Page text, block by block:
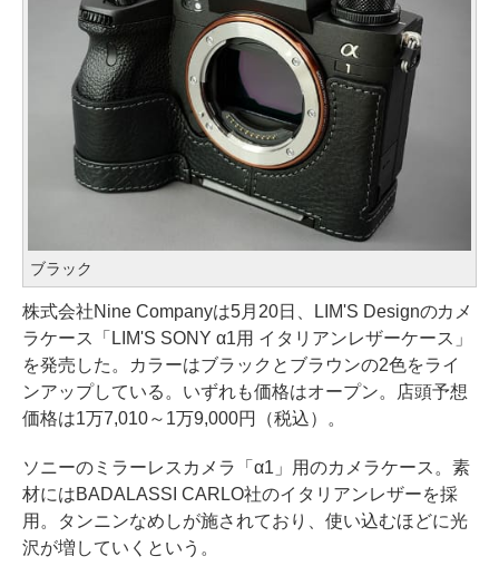
ブラック
株式会社Nine Companyは5月20日、LIM'S Designのカメ
ラケース「LIM'S SONY α1用 イタリアンレザーケース」
を発売した。カラーはブラックとブラウンの2色をライ
ンアップしている。いずれも価格はオープン。店頭予想
価格は1万7,010～1万9,000円（税込）。
ソニーのミラーレスカメラ「α1」用のカメラケース。素
材にはBADALASSI CARLO社のイタリアンレザーを採
用。タンニンなめしが施されており、使い込むほどに光
沢が増していくという。